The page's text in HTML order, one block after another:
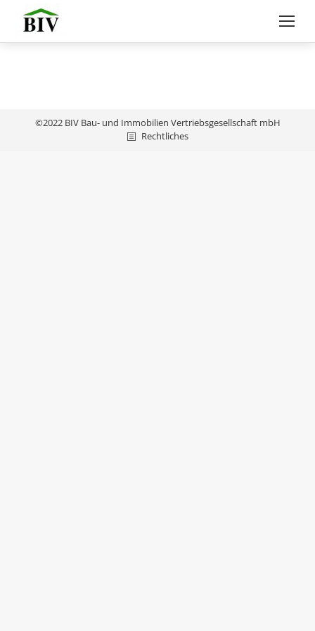
©2022 BIV Bau- und Immobilien Vertriebsgesellschaft mbH
Rechtliches